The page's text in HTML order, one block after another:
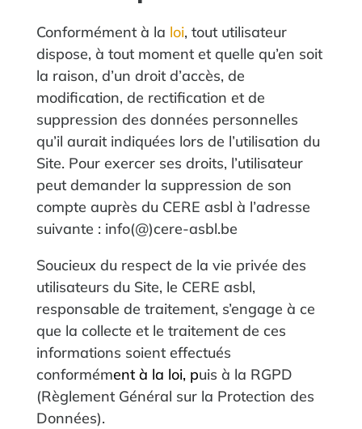
Conformément à la loi, tout utilisateur
dispose, à tout moment et quelle qu’en soit
la raison, d’un droit d’accès, de
modification, de rectification et de
suppression des données personnelles
qu’il aurait indiquées lors de l’utilisation du
Site. Pour exercer ses droits, l’utilisateur
peut demander la suppression de son
compte auprès du CERE asbl à l’adresse
suivante : info(@)cere-asbl.be
Soucieux du respect de la vie privée des
utilisateurs du Site, le CERE asbl,
responsable de traitement, s’engage à ce
que la collecte et le traitement de ces
informations soient effectués
conformément à la loi, puis à la RGPD
(Règlement Général sur la Protection des
Données).